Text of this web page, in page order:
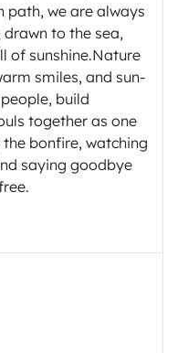
path, we are always
to the sea,
of sunshine.Nature
smiles, and sun-
build
together as one
bonfire, watching
saying goodbye